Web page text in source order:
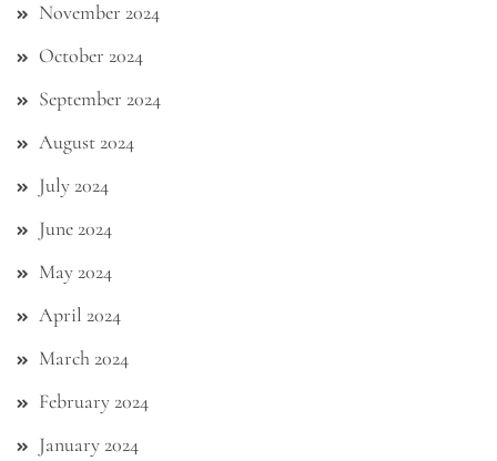
November 2024
October 2024
September 2024
August 2024
July 2024
June 2024
May 2024
April 2024
March 2024
February 2024
January 2024